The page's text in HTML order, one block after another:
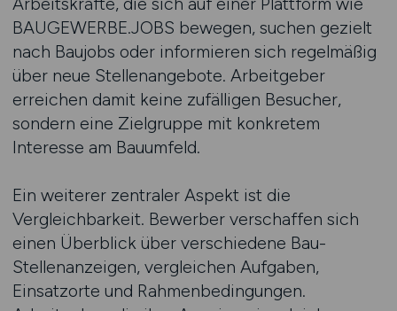
BAUGEWERBE.JOBS bewegen, suchen gezielt
nach Baujobs oder informieren sich regelmäßig
über neue Stellenangebote. Arbeitgeber
erreichen damit keine zufälligen Besucher,
sondern eine Zielgruppe mit konkretem
Interesse am Bauumfeld.
Ein weiterer zentraler Aspekt ist die
Vergleichbarkeit. Bewerber verschaffen sich
einen Überblick über verschiedene Bau-
Stellenanzeigen, vergleichen Aufgaben,
Einsatzorte und Rahmenbedingungen.